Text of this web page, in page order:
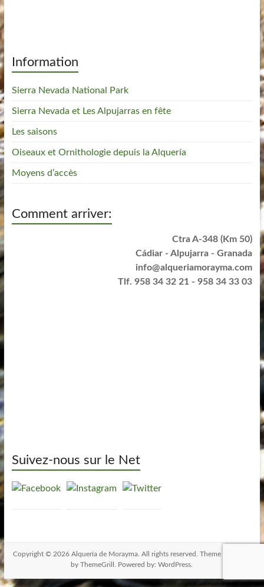
Information
Sierra Nevada National Park
Sierra Nevada et Les Alpujarras en fête
Les saisons
Oiseaux et Ornithologie depuis la Alquería
Moyens d’accès
Comment arriver:
Ctra A-348 (Km 50)
Cádiar - Alpujarra - Granada
info@alqueriamorayma.com
Tlf. 958 34 32 21 - 958 34 33 03
Suivez-nous sur le Net
Copyright © 2026 Alquería de Morayma. All rights reserved. Theme
by ThemeGrill. Powered by:WordPress